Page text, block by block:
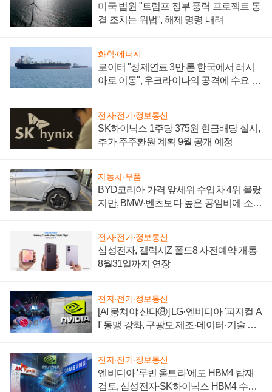
미국 법원 "트럼프 정부 풍력 프로젝트 동
결 조치는 위법", 해제 명령 내려
화학·에너지
로이터 "정제연료 3만 톤 한국에서 러시
아로 이동", 우크라이나의 공격에 수요 늘
전자·전기·정보통신
SK하이닉스 1주당 375원 현금배당 실시,
추가 주주환원 계획 9월 공개 예정
자동차·부품
BYD코리아 가격 앞세워 수입차 4위 올랐
지만, BMW·벤츠보다 높은 공임비에 소비
전자·전기·정보통신
삼성전자, 갤럭시Z 폴드8 사전예약 개통
8월31일까지 연장
전자·전기·정보통신
[AI 뭉쳐야 산다⑧] LG·엔비디아 '피지컬 A
I' 동맹 강화, 구광모 제조·데이터·기술 결
전자·전기·정보통신
엔비디아 '루빈 울트라'에도 HBM4 탑재
검토, 삼성전자·SK하이닉스 HBM4 수율